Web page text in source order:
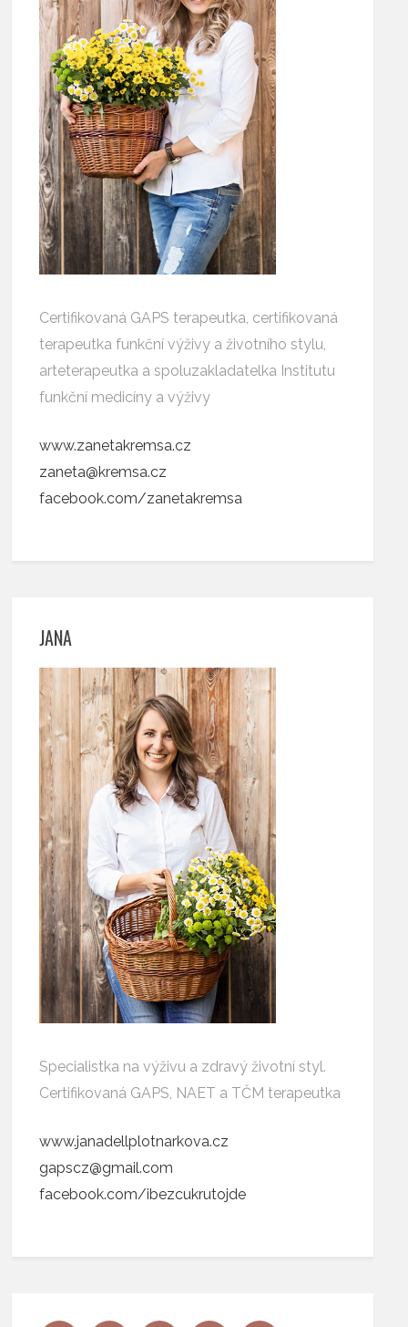
Certifikovaná GAPS terapeutka, certifikovaná
terapeutka funkční výživy a životního stylu,
arteterapeutka a spoluzakladatelka Institutu
funkční medicíny a výživy
www.zanetakremsa.cz
zaneta@kremsa.cz
facebook.com/zanetakremsa
JANA
Specialistka na výživu a zdravý životní styl.
Certifikovaná GAPS, NAET a TČM terapeutka
www.janadellplotnarkova.cz
gapscz@gmail.com
facebook.com/ibezcukrutojde